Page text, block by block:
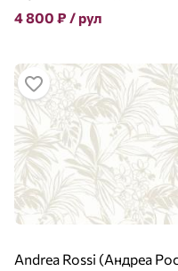
4 800 ₽ / рул
Andrea Rossi (Андреа